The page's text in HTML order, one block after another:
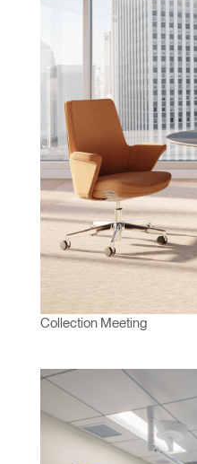
Collection Meeting